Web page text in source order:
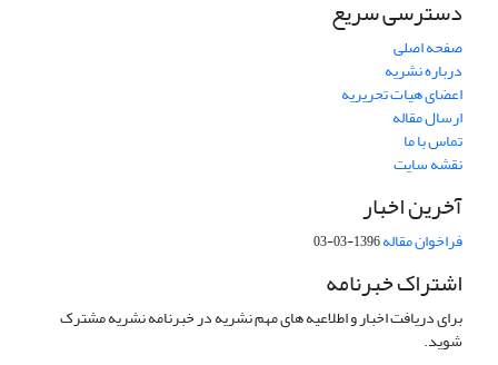
دسترسی سریع
صفحه اصلی
درباره نشریه
اعضای هیات تحریریه
ارسال مقاله
تماس با ما
نقشه سایت
آخرین اخبار
فراخوان مقاله1396-03-03
اشتراک خبرنامه
برای دریافت اخبار و اطلاعیه های مهم نشریه در خبرنامه نشریه مشترک
شوید.